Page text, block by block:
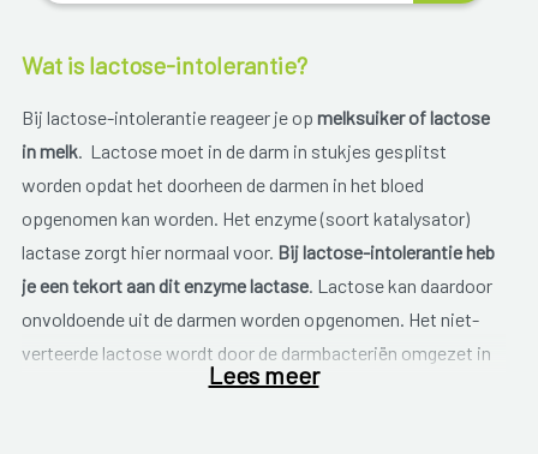
Wat is lactose-intolerantie?
Bij lactose-intolerantie reageer je op melksuiker of lactose
in melk. Lactose moet in de darm in stukjes gesplitst
worden opdat het doorheen de darmen in het bloed
opgenomen kan worden. Het enzyme (soort katalysator)
lactase zorgt hier normaal voor. Bij lactose-intolerantie heb
je eentekort aan dit enzyme lactase. Lactose kan daardoor
onvoldoende uit de darmen worden opgenomen. Het niet-
verteerde lactose wordt door de darmbacteriën omgezet in
Dit veroorzaakt o.a. buikpijn, winderigheid
Lees meer